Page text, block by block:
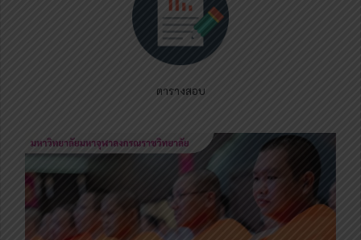
ตารางสอบ